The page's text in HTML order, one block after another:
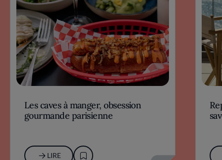
Les caves à manger, obsession
gourmande parisienne
LIRE